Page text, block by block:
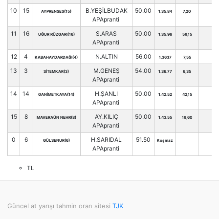
10 15 AYPRENSES(15)
B.YEŞİLBUDAK
APApranti
50.00 1.35.84 7,20
11 16 UĞUR RÜZGARI(16)
S.ARAS
APApranti
50.00 1.35.96 59,15
12 4 KABAHAYDARDAĞI(4) N.ALTIN 56.00 1.36.17 7,55
13 3 SİTEMKAR(3)
M.GENEŞ
APApranti
54.00 1.36.77 6,35
14 14 GANİMETKAYA(14)
H.ŞANLI
APApranti
50.00 1.42.52 42,15
15 8 MAVERAÜN NEHR(8)
AY.KILIÇ
APApranti
50.00 1.43.55 19,60
0 6 GÜLSENUR(6)
H.SARIDAL
APApranti
51.50 Koşmaz
TL
Güncel at yarışı tahmin oran sitesi TJK